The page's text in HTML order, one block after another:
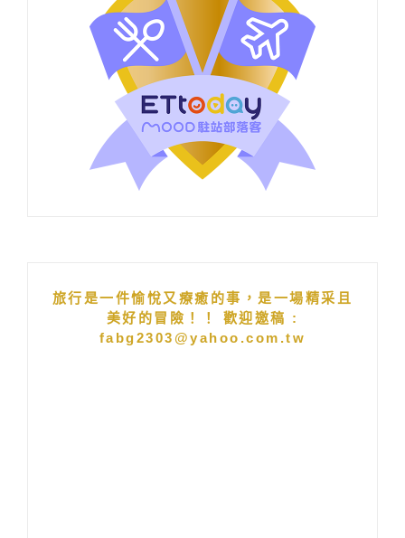
旅行是一件愉悅又療癒的事，是一場精采且
美好的冒險！！ 歡迎邀稿 :
fabg2303@yahoo.com.tw